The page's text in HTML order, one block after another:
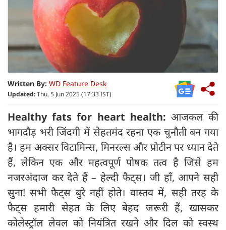
Written By: WD Feature Desk
Updated:Thu, 5 Jun 2025 (17:33 IST)
Healthy fats for heart health: आजकल की
भागदौड़ भरी जिंदगी में सेहतमंद रहना एक चुनौती बन गया
है। हम अक्सर विटामिन्स, मिनरल्स और प्रोटीन पर ध्यान देते
हैं, लेकिन एक और महत्वपूर्ण पोषक तत्व है जिसे हम
नजरअंदाज कर देते हैं – हेल्दी फैट्स। जी हाँ, आपने सही
सुना! सभी फैट्स बुरे नहीं होते। वास्तव में, सही तरह के
फैट्स हमारी सेहत के लिए बेहद जरूरी हैं, खासकर
कोलेस्ट्रॉल लेवल को नियंत्रित रखने और दिल को स्वस्थ